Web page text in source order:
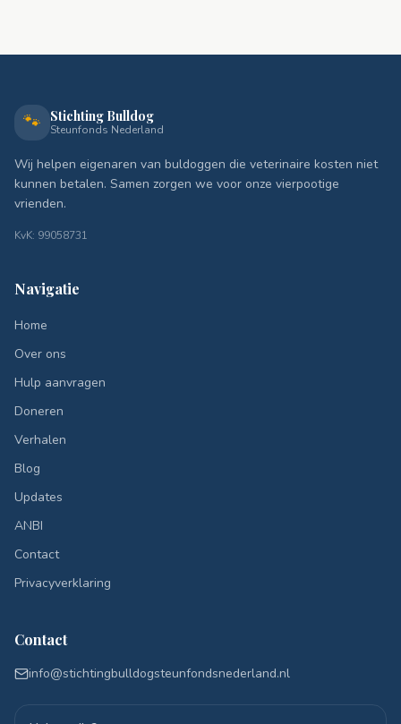
🐾 Stichting Bulldog
Steunfonds Nederland
Wij helpen eigenaren van buldoggen die veterinaire kosten niet
kunnen betalen. Samen zorgen we voor onze vierpootige
vrienden.
KvK: 99058731
Navigatie
Home
Over ons
Hulp aanvragen
Doneren
Verhalen
Blog
Updates
ANBI
Contact
Privacyverklaring
Contact
info@stichtingbulldogsteunfondsnederland.nl